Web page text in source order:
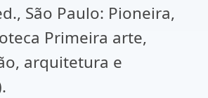
São Paulo: Pioneira,
Primeira arte,
arquitetura e